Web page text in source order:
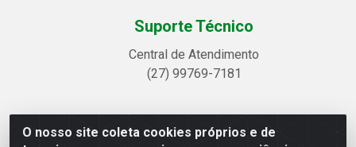
O nosso site coleta cookies próprios e de
Suporte Técnico
Central de Atendimento
(27) 99769-7181
Linhavix Distribuidora LTDA - Avenida Alegre, 2521 -